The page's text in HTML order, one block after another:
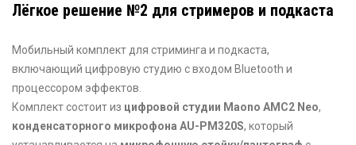
Лёгкое решение №2 для стримеров и подкаста
Мобильный комплект для стриминга и подкаста,
включающий цифровую студию с входом Bluetooth и
процессором эффектов.
Комплект состоит из цифровой студии Maono AMC2 Neo,
конденсаторного микрофона AU-PM320S, который